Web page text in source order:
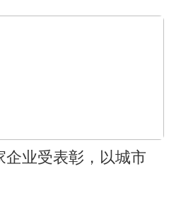
企业受表彰，以城市